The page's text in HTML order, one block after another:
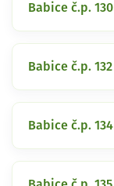
Babice č.p. 130
Babice č.p. 132
Babice č.p. 134